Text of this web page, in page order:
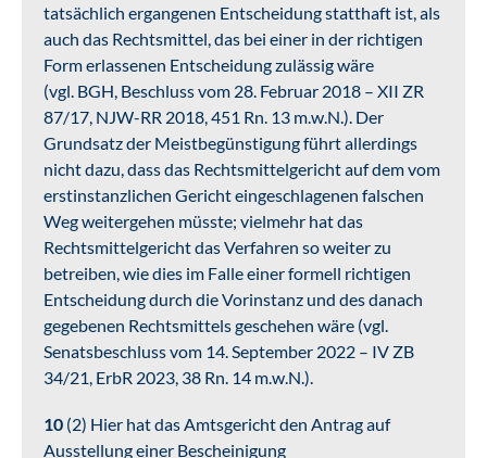
tatsächlich ergangenen Entscheidung statthaft ist, als
auch das Rechtsmittel, das bei einer in der richtigen
Form erlassenen Entscheidung zulässig wäre
(vgl. BGH, Beschluss vom 28. Februar 2018 – XII ZR
87/17, NJW-RR 2018, 451 Rn. 13 m.w.N.). Der
Grundsatz der Meistbegünstigung führt allerdings
nicht dazu, dass das Rechtsmittelgericht auf dem vom
erstinstanzlichen Gericht eingeschlagenen falschen
Weg weitergehen müsste; vielmehr hat das
Rechtsmittelgericht das Verfahren so weiter zu
betreiben, wie dies im Falle einer formell richtigen
Entscheidung durch die Vorinstanz und des danach
gegebenen Rechtsmittels geschehen wäre (vgl.
Senatsbeschluss vom 14. September 2022 – IV ZB
34/21, ErbR 2023, 38 Rn. 14 m.w.N.).
10 (2) Hier hat das Amtsgericht den Antrag auf
Ausstellung einer Bescheinigung